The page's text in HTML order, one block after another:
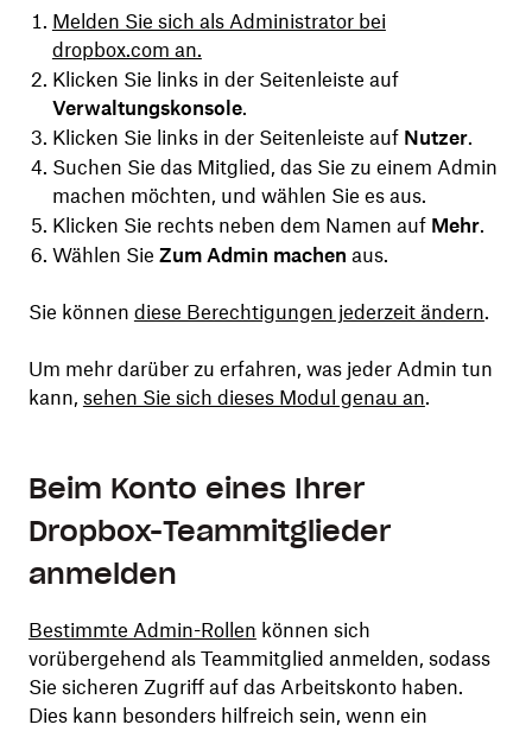
Melden Sie sich als Administrator bei
dropbox.com an.
Klicken Sie links in der Seitenleiste auf
Verwaltungskonsole.
Klicken Sie links in der Seitenleiste auf Nutzer.
Suchen Sie das Mitglied, das Sie zu einem Admin
machen möchten, und wählen Sie es aus.
Klicken Sie rechts neben dem Namen auf Mehr.
Wählen Sie Zum Admin machen aus.
Sie können diese Berechtigungen jederzeit ändern.
Um mehr darüber zu erfahren, was jeder Admin tun
kann, sehen Sie sich dieses Modul genau an.
Beim Konto eines Ihrer
Dropbox-Teammitglieder
anmelden
Bestimmte Admin-Rollen können sich
vorübergehend als Teammitglied anmelden, sodass
Sie sicheren Zugriff auf das Arbeitskonto haben.
Dies kann besonders hilfreich sein, wenn ein